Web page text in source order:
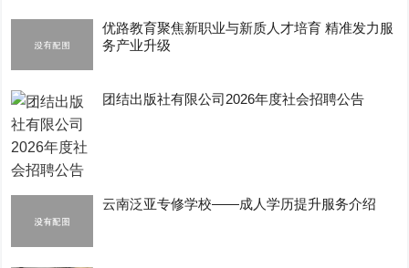
优路教育聚焦新职业与新质人才培育 精准发力服
务产业升级
团结出版社有限公司2026年度社会招聘公告
云南泛亚专修学校——成人学历提升服务介绍